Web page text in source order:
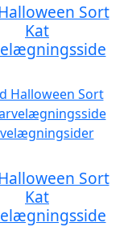
Sort
Kat
Sort
Kat